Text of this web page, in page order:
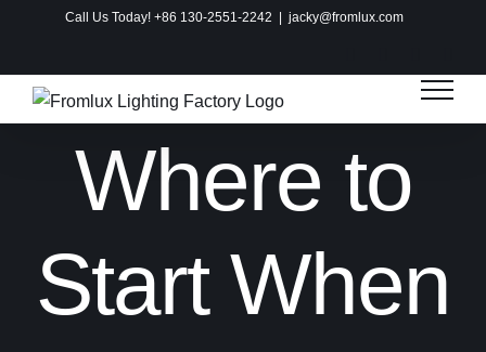
content
Call Us Today! +86 130-2551-2242 jacky@fromlux.com
Where to
Start When